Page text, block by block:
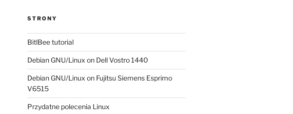
STRONY
BitlBee tutorial
Debian GNU/Linux on Dell Vostro 1440
Debian GNU/Linux on Fujitsu Siemens Esprimo
V6515
Przydatne polecenia Linux